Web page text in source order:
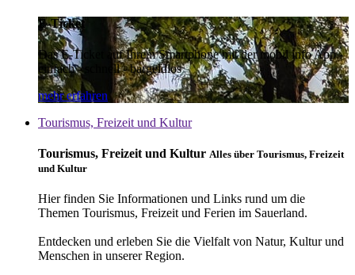
E-Ticket
Das E-Ticket auf Ihrem Smartphone mit der mobil info App -
einfach - schnell - bargeldlos
mehr erfahren
Tourismus, Freizeit und Kultur
Tourismus, Freizeit und Kultur Alles über Tourismus, Freizeit
und Kultur
Hier finden Sie Informationen und Links rund um die
Themen Tourismus, Freizeit und Ferien im Sauerland.
Entdecken und erleben Sie die Vielfalt von Natur, Kultur und
Menschen in unserer Region.